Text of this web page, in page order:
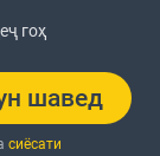
гоҳ
шавед
сиёсати